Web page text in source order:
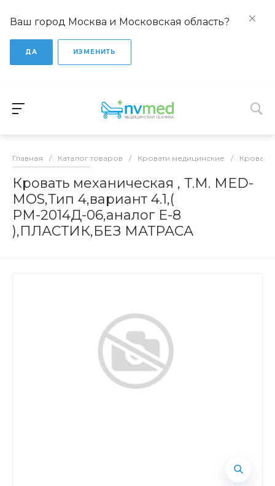
Ваш город Москва и Московская область?
ДА ИЗМЕНИТЬ
Главная / Каталог товаров / Кровати медицинские / Кровати
Кровать механическая , Т.М. MED-
MOS,Тип 4,вариант 4.1,(
РМ-2014Д-06,аналог E-8
),ПЛАСТИК,БЕЗ МАТРАСА